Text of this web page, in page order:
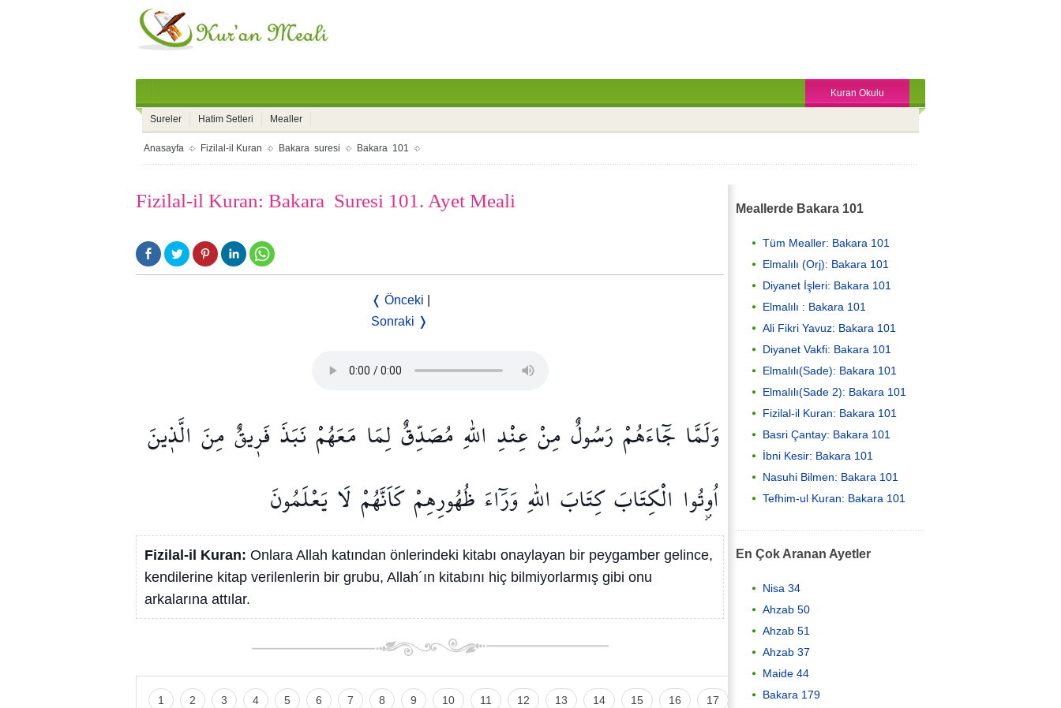
Kuran Okulu
Sureler Hatim Setleri Mealler
Anasayfa Fizilal-il Kuran Bakara suresi Bakara 101
Fizilal-il Kuran: Bakara Suresi 101. Ayet Meali
❬ Önceki
Sonraki ❭
وَلَمَّا جَٓاءَهُمْ رَسُولٌ مِنْ عِنْدِ اللّٰهِ مُصَدِّقٌلِمَا مَعَهُمْنَبَذَ فَر۪يقٌ مِنَ الَّذ۪ينَ
اُو۫تُوا الْكِتَابَۗكِتَابَ اللّٰهِوَرَٓاءَ ظُهُورِهِمْكَاَنَّهُمْ لَا يَعْلَمُونَ
Fizilal-il Kuran: Onlara Allah katından önlerindeki kitabı onaylayan bir peygamber gelince,
kendilerine kitap verilenlerin bir grubu, Allah´ın kitabını hiç bilmiyorlarmış gibi onu
arkalarına attılar.
1 2 3 4 5 6 7 8 9 10 11 12 13 14 15 16 17
Meallerde Bakara 101
Tüm Mealler: Bakara 101
Elmalılı (Orj): Bakara 101
Diyanet İşleri: Bakara 101
Elmalılı : Bakara 101
Ali Fikri Yavuz: Bakara 101
Diyanet Vakfi: Bakara 101
Elmalılı(Sade): Bakara 101
Elmalılı(Sade 2): Bakara 101
Fizilal-il Kuran: Bakara 101
Basri Çantay: Bakara 101
İbni Kesir: Bakara 101
Nasuhi Bilmen: Bakara 101
Tefhim-ul Kuran: Bakara 101
En Çok Aranan Ayetler
Nisa 34
Ahzab 50
Ahzab 51
Ahzab 37
Maide 44
Bakara 179